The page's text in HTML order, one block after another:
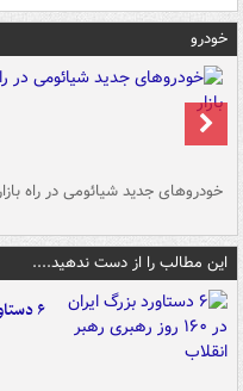
خودرو
خودروهای جدید شیائومی در راه
این مطالب را از دست ندهید....
۶ دستاورد بزرگ ایران در ۱۶۰ روز رهبری رهبر انقلاب